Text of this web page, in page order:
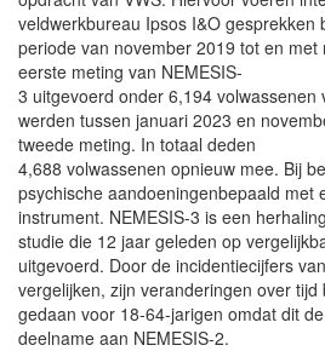
veldwerkbureau Ipsos I&O gesprekken
periode van november 2019 tot en
eerste meting van NEMESIS-
3 uitgevoerd onder 6,194 volwassenen
werden tussen januari 2023 en
tweede meting. In totaal deden
4,688 volwassenen opnieuw mee. Bij
psychische aandoeningenbepaald met
instrument. NEMESIS-3 is een
studie die 12 jaar geleden op
uitgevoerd. Door de incidentiecijfers
vergelijken, zijn veranderingen over tijd
gedaan voor 18-64-jarigen omdat dit
deelname aan NEMESIS-2.